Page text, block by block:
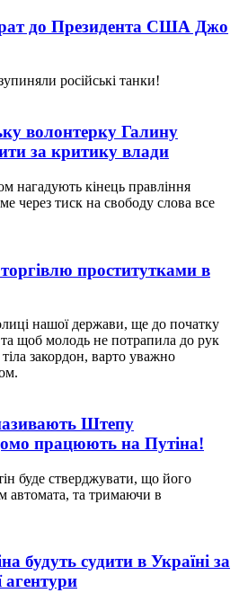
до Президента США Джо
російські танки!
волонтерку Галину
за критику влади
нагадують кінець правління
через тиск на свободу слова все
проститутками в
нашої держави, ще до початку
та щоб молодь не потрапила до рук
закордон, варто уважно
Штепу
працюють на Путіна!
буде стверджувати, що його
автомата, та тримаючи в
будуть судити в Україні за
агентури